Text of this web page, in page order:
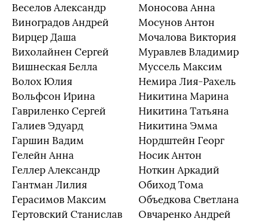
Веселов Александр
Виноградов Андрей
Вирцер Даша
Вихолайнен Сергей
Вишнеская Белла
Волох Юлия
Вольфсон Ирина
Гавриленко Сергей
Галиев Эдуард
Гаршин Вадим
Гелейн Анна
Геллер Александр
Гантман Лилия
Герасимов Максим
Гертовский Станислав
Моносова Анна
Мосунов Антон
Мочалова Виктория
Муравлев Владимир
Муссель Максим
Немира Лия-Рахель
Никитина Марина
Никитина Татьяна
Никитина Эмма
Нордштейн Георг
Носик Антон
Ноткин Аркадий
Обиход Тома
Объедкова Светлана
Овчаренко Андрей